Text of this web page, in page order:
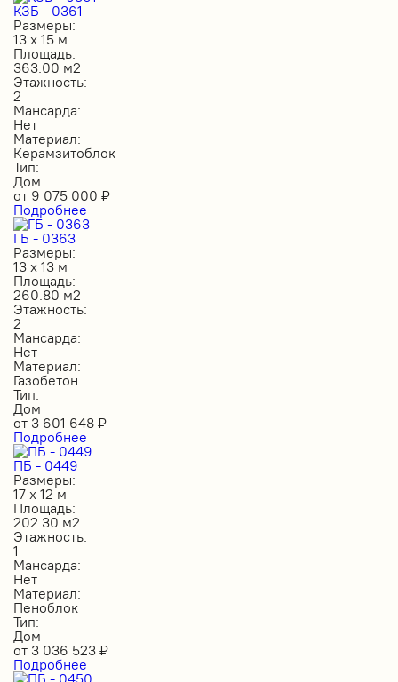
КЗБ - 0361
Размеры:
13 х 15 м
Площадь:
363.00 м2
Этажность:
2
Мансарда:
Нет
Материал:
Керамзитоблок
Тип:
Дом
от 9 075 000 ₽
Подробнее
ГБ - 0363
Размеры:
13 х 13 м
Площадь:
260.80 м2
Этажность:
2
Мансарда:
Нет
Материал:
Газобетон
Тип:
Дом
от 3 601 648 ₽
Подробнее
ПБ - 0449
Размеры:
17 х 12 м
Площадь:
202.30 м2
Этажность:
1
Мансарда:
Нет
Материал:
Пеноблок
Тип:
Дом
от 3 036 523 ₽
Подробнее